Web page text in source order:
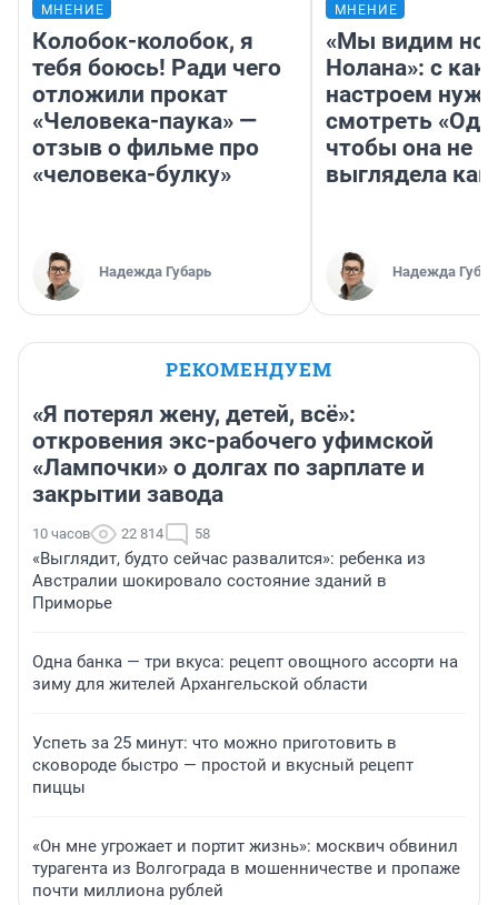
МНЕНИЕ
Колобок-колобок, я
тебя боюсь! Ради чего
отложили прокат
«Человека-паука» —
отзыв о фильме про
«человека-булку»
Надежда Губарь
МНЕНИЕ
«Мы видим
Нолана»: с
настроем
смотреть
чтобы она не
выглядела как
Надежда
РЕКОМЕНДУЕМ
«Я потерял жену, детей, всё»:
откровения экс-рабочего уфимской
«Лампочки» о долгах по зарплате и
закрытии завода
10 часов 22 814 58
«Выглядит, будто сейчас развалится»: ребенка из
Австралии шокировало состояние зданий в
Приморье
Одна банка — три вкуса: рецепт овощного ассорти на
зиму для жителей Архангельской области
Успеть за 25 минут: что можно приготовить в
сковороде быстро — простой и вкусный рецепт
пиццы
«Он мне угрожает и портит жизнь»: москвич обвинил
турагента из Волгограда в мошенничестве и пропаже
почти миллиона рублей